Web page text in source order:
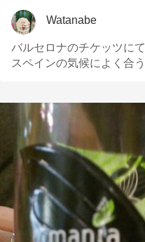
Watanabe
バルセロナのチケッツにて
スペインの気候によく合う